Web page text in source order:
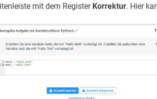
mit dem Register Korrektur. Hier